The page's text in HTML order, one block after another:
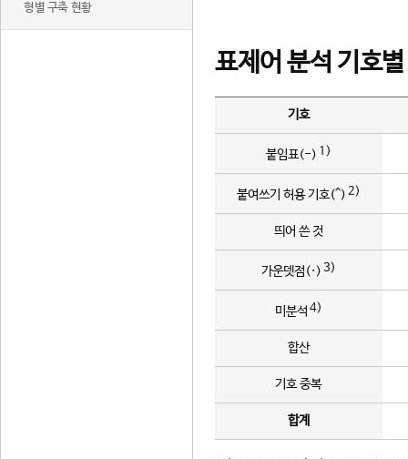
형별 구축 현황
표제어 분석 기호
기호
붙임표(-) 1)
붙여쓰기 허용 기호(^) 2)
띄어 쓴 것
가운뎃점(·) 3)
미분석 4)
합산
기호 중복
합계